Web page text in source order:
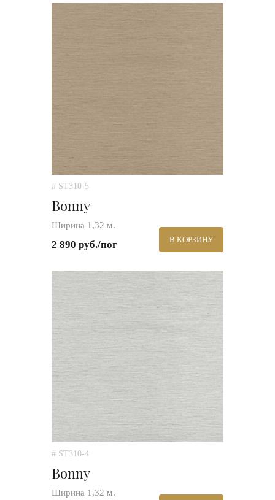
# ST310-5
Bonny
Ширина 1,32 м.
2 890 руб./пог В КОРЗИНУ
# ST310-4
Bonny
Ширина 1,32 м.